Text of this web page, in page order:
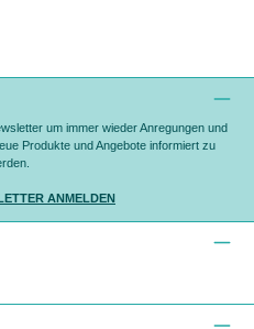
um immer wieder Anregungen und
Produkte und Angebote informiert zu
ANMELDEN